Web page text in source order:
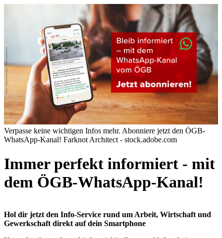
Verpasse keine wichtigen Infos mehr. Abonniere jetzt den ÖGB-
WhatsApp-Kanal! Farknot Architect - stock.adobe.com
Immer perfekt informiert - mit
dem ÖGB-WhatsApp-Kanal!
Hol dir jetzt den Info-Service rund um Arbeit, Wirtschaft und
Gewerkschaft direkt auf dein Smartphone